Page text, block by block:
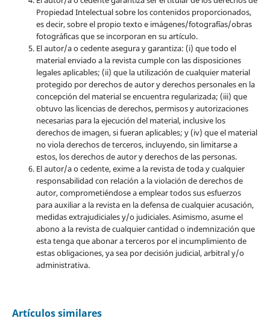
Propiedad Intelectual sobre los contenidos proporcionados,
es decir, sobre el propio texto e imágenes/fotografías/obras
fotográficas que se incorporan en su artículo.
El autor/a o cedente asegura y garantiza: (i) que todo el
material enviado a la revista cumple con las disposiciones
legales aplicables; (ii) que la utilización de cualquier material
protegido por derechos de autor y derechos personales en la
concepción del material se encuentra regularizada; (iii) que
obtuvo las licencias de derechos, permisos y autorizaciones
necesarias para la ejecución del material, inclusive los
derechos de imagen, si fueran aplicables; y (iv) que el material
no viola derechos de terceros, incluyendo, sin limitarse a
estos, los derechos de autor y derechos de las personas.
El autor/a o cedente, exime a la revista de toda y cualquier
responsabilidad con relación a la violación de derechos de
autor, comprometiéndose a emplear todos sus esfuerzos
para auxiliar a la revista en la defensa de cualquier acusación,
medidas extrajudiciales y/o judiciales. Asimismo, asume el
abono a la revista de cualquier cantidad o indemnización que
esta tenga que abonar a terceros por el incumplimiento de
estas obligaciones, ya sea por decisión judicial, arbitral y/o
administrativa.
Artículos similares